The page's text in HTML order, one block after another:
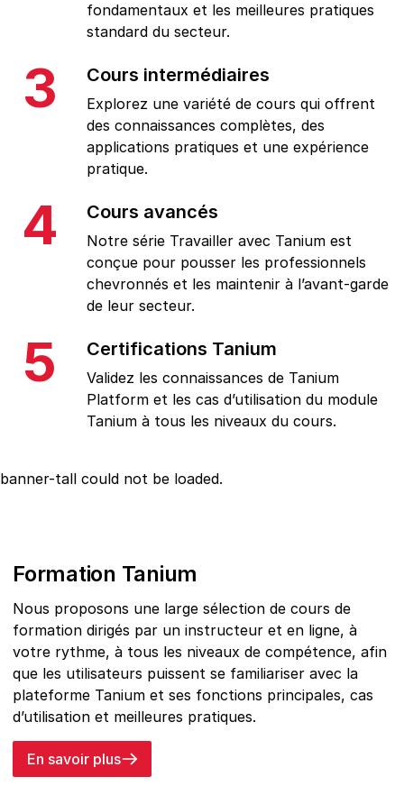
fondamentaux et les meilleures pratiques
standard du secteur.
3 Cours intermédiaires
Explorez une variété de cours qui offrent
des connaissances complètes, des
applications pratiques et une expérience
pratique.
4 Cours avancés
Notre série Travailler avec Tanium est
conçue pour pousser les professionnels
chevronnés et les maintenir à l’avant-garde
de leur secteur.
5 Certifications Tanium
Validez les connaissances de Tanium
Platform et les cas d’utilisation du module
Tanium à tous les niveaux du cours.
banner-tall could not be loaded.
Formation Tanium
Nous proposons une large sélection de cours de
formation dirigés par un instructeur et en ligne, à
votre rythme, à tous les niveaux de compétence, afin
que les utilisateurs puissent se familiariser avec la
plateforme Tanium et ses fonctions principales, cas
d’utilisation et meilleures pratiques.
En savoir plus